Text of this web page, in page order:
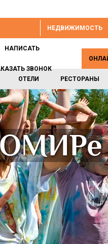
НЕДВИЖИМОСТЬ
ОТЕЛИ РЕСТОРАНЫ
НАПИСАТЬ
ЗВОНОК